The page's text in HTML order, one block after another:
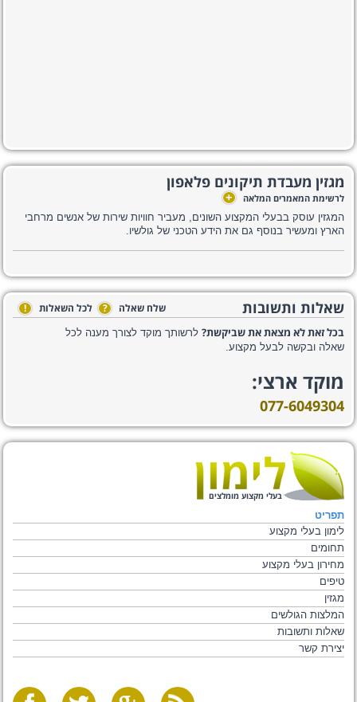
מגזין מעבדת תיקונים פלאפון
לרשימת המאמרים המלאה +
המגזין עוסק בבעלי המקצוע השונים, מעביר חוויות שירות של אנשים מרחבי
הארץ ומעשיר בנוסף גם את הידע הטכני של גולשיו.
שאלות ותשובות לכל השאלות ! שלח שאלה ?
בכל זאת לא מצאת את שביקשת? לרשותך מוקד לצורך מענה לכל
שאלה ובקשה לבעל מקצוע.
מוקד ארצי:
077-6049304
בעלי מקצוע מומלצים
תפריט
לימון בעלי מקצוע
תחומים
מחירון בעלי מקצוע
טיפים
מגזין
המלצות הגולשים
שאלות ותשובות
יצירת קשר